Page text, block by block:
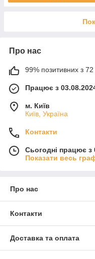
Про нас
99% позитивних з 72
Працює з
м. Київ
Київ, Україна
Контакти
Сьогодні працює з
Показати весь
Про нас
Контакти
Доставка та оплата